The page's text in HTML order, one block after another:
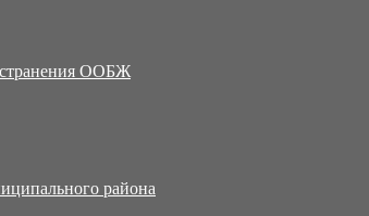
ООБЖ
района